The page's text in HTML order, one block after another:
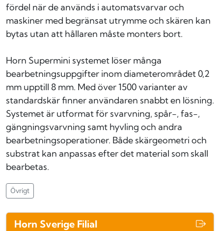
fördel när de används i automatsvarvar och
maskiner med begränsat utrymme och skären kan
bytas utan att hållaren måste monters bort.
Horn Supermini systemet löser många
bearbetningsuppgifter inom diameterområdet 0,2
mm upptill 8 mm. Med över 1500 varianter av
standardskär finner användaren snabbt en lösning.
Systemet är utformat för svarvning, spår-, fas-,
gängningsvarvning samt hyvling och andra
bearbetningsoperationer. Både skärgeometri och
substrat kan anpassas efter det material som skall
bearbetas.
Övrigt
Horn Sverige Filial